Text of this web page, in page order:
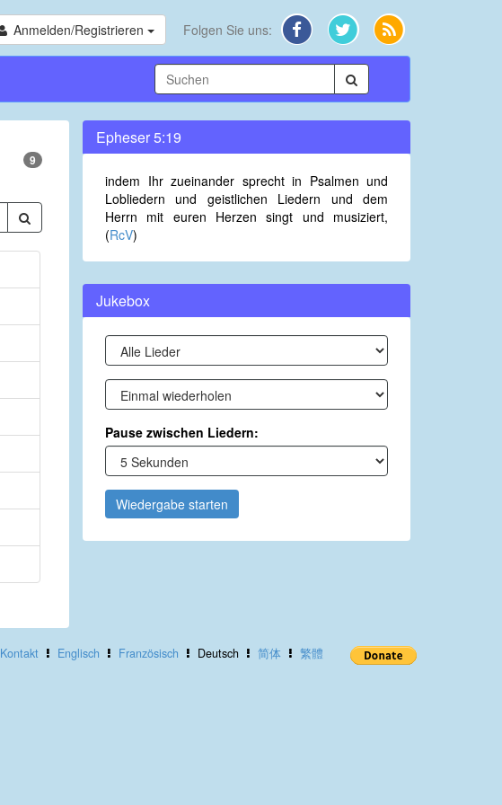
Anmelden/Registrieren Folgen Sie uns:
9
Epheser 5:19
indem Ihr zueinander sprecht in Psalmen und
Lobliedern und geistlichen Liedern und dem
Herrn mit euren Herzen singt und musiziert,
(RcV)
Jukebox
Pause zwischen Liedern:
Wiedergabe starten
Kontakt Englisch Französisch Deutsch 简体 繁體